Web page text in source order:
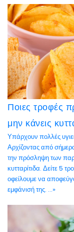
Ποιες τροφές
μην κάνεις
Υπάρχουν πολλές
Αρχίζοντας από
την πρόσληψη των
κυτταρίτιδα. Δείτε 5
οφείλουμε να
εμφάνισή της. ...»